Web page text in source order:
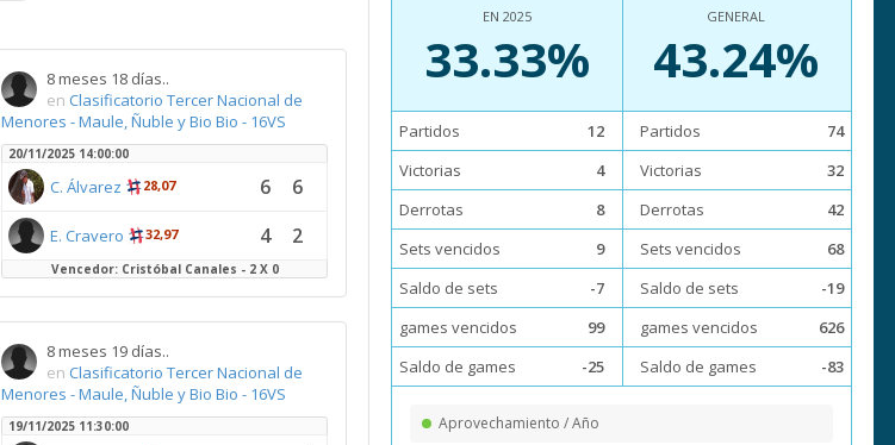
8 meses 18 días..
en Clasificatorio Tercer Nacional de
Menores - Maule, Ñuble y Bio Bio - 16VS
20/11/2025 14:00:00
C. Álvarez 28,07 6 6
E. Cravero 32,97 4 2
Vencedor: Cristóbal Canales - 2 X 0
8 meses 19 días..
en Clasificatorio Tercer Nacional de
Menores - Maule, Ñuble y Bio Bio - 16VS
19/11/2025 11:30:00
EN 2025
33.33%
Partidos
12
Victorias
4
Derrotas
8
Sets vencidos
9
Saldo de sets
-7
games vencidos
99
Saldo de games
-25
GENERAL
43.24%
Partidos
74
Victorias
32
Derrotas
42
Sets vencidos
68
Saldo de sets
-19
games vencidos
626
Saldo de games
-83
Aprovechamiento / Año